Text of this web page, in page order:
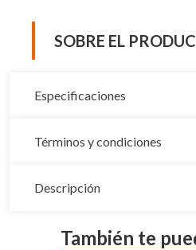
SOBRE EL
Especificaciones
Términos y condiciones
Descripción
También te